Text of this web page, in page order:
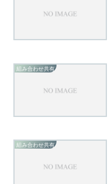
組み合わせ共有
組み合わせ共有